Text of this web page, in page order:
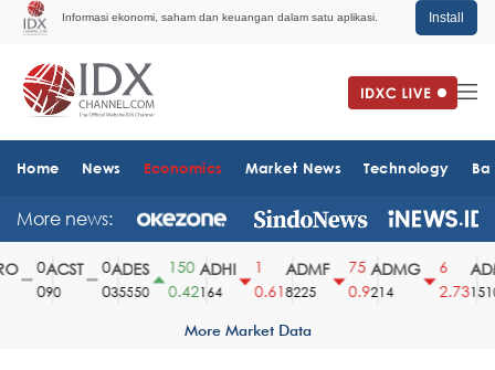
Informasi ekonomi, saham dan keuangan dalam satu aplikasi. Install
Home News Economics Market News Technology
More news:
ACST
90
ADES
35550
150
0.42
ADHI
164
0.61
ADMF
8225
75
0.9
ADMG
214
2.731510
More Market Data